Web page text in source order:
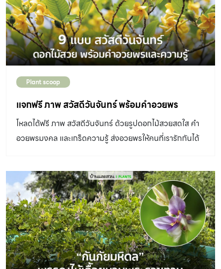
Plant scoop
แจกฟรี ภาพ สวัสดีวันจันทร์ พร้อมคำอวยพร
โหลดได้ฟรี ภาพ สวัสดีวันจันทร์ ด้วยรูปดอกไม้สวยสดใส คำ
อวยพรมงคล และเกร็ดความรู้ ส่งอวยพรให้คนที่เรารักกันได้